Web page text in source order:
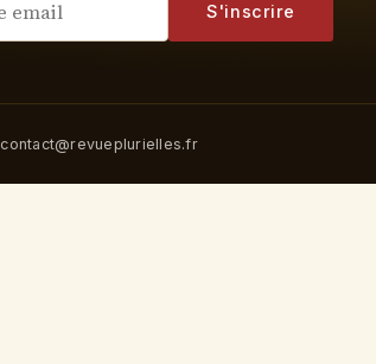
S'inscrire
contact@revueplurielles.fr